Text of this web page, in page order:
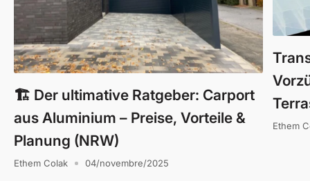
🏗️ Der ultimative Ratgeber: Carport
aus Aluminium – Preise, Vorteile &
Planung (NRW)
Ethem Colak 04/novembre/2025
Ethem